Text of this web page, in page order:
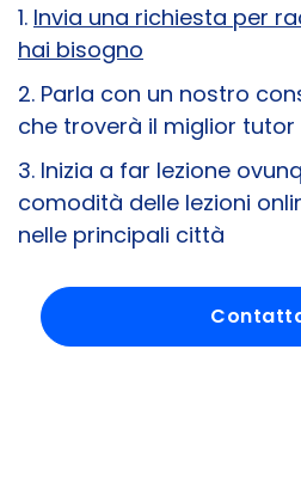
1. Invia una richiesta per
hai bisogno
2. Parla con un nostro
che troverà il miglior
3. Inizia a far lezione
comodità delle lezioni
nelle principali città